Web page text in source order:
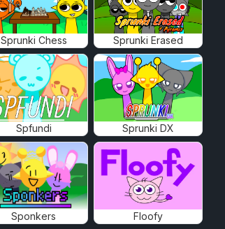
Sprunki Chess Sprunki Erased
Spfundi Sprunki DX
Sponkers Floofy